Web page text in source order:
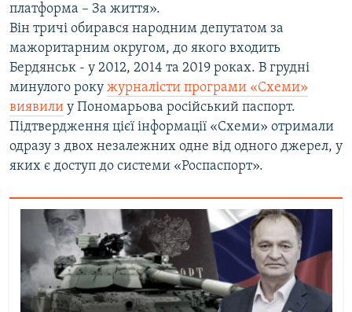
платформа – За життя».
Він тричі обирався народним депутатом за
мажоритарним округом, до якого входить
Бердянськ - у 2012, 2014 та 2019 роках. В грудні
минулого року журналісти програми «Схеми»
виявили у Пономарьова російський паспорт.
Підтвердження цієї інформації «Схеми» отримали
одразу з двох незалежних одне від одного джерел, у
яких є доступ до системи «Роспаспорт».